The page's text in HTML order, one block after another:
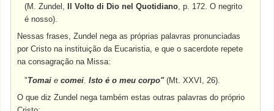
(M. Zundel,
Il Volto di Dio nel Quotidiano, p. 172. O negrito
é nosso).
Nessas frases, Zundel nega as próprias palavras pronunciadas
por Cristo na instituição da Eucaristia, e que o sacerdote repete
na consagração na Missa:
"Tomai ecomei.Isto é o meu corpo" (Mt. XXVI, 26).
O que diz Zundel nega também estas outras palavras do próprio